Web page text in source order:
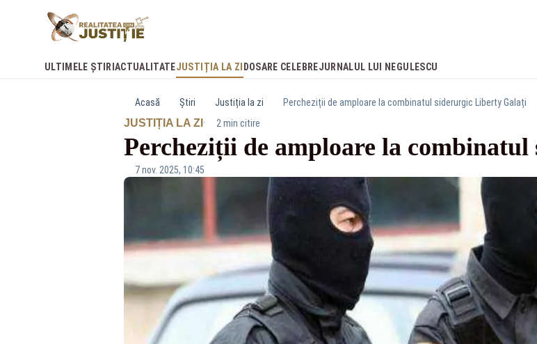
ULTIMELE ȘTIRI ACTUALITATEJUSTIȚIA LA ZI DOSARE CELEBREJURNALUL LUI NEGULESCU
Acasă Știri Justiția la zi Percheziții de amploare la combinatul siderurgic Liberty Galați
JUSTIȚIA LA ZI · 2 min citire
Percheziții de amploare la
7 nov. 2025, 10:45